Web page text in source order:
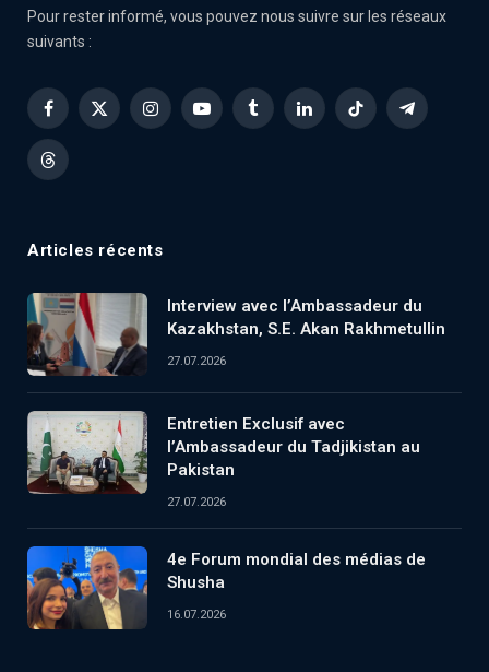
Pour rester informé, vous pouvez nous suivre sur les réseaux
suivants :
Facebook
X
InstagramYouTubeTumblrLinkedInTikTok Telegram
Threads
Articles récents
Interview avec l’Ambassadeur du
Kazakhstan, S.E. Akan Rakhmetullin
27.07.2026
Entretien Exclusif avec
l’Ambassadeur du Tadjikistan au
Pakistan
27.07.2026
4e Forum mondial des médias de
Shusha
16.07.2026